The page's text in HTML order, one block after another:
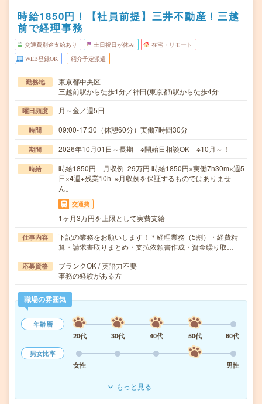
時給1850円！【社員前提】三井不動産！三越
前で経理事務
交通費別途支給あり 土日祝日が休み 在宅・リモート
WEB登録OK 紹介予定派遣
勤務地
東京都中央区
三越前駅から徒歩1分／神田(東京都)駅から徒歩4分
曜日頻度 月～金／週5日
時間 09:00-17:30（休憩60分）実働7時間30分
期間 2026年10月01日～長期 ※開始日相談OK ※10月～！
時給
時給1850円 月収例 29万円 時給1850円×実働7h30m×週5
日×4週+残業10h ※月収例を保証するものではありませ
ん。
交通費
1ヶ月3万円を上限として実費支給
仕事内容
下記の業務をお願いします！＊経理業務（5割）・経費精
算・請求書取りまとめ・支払依頼書作成・資金繰り取…
応募資格
ブランクOK / 英語力不要
事務の経験がある方
職場の雰囲気
年齢層
20代
30代 40代 50代
60代
男女比率
女性
男性
もっと見る